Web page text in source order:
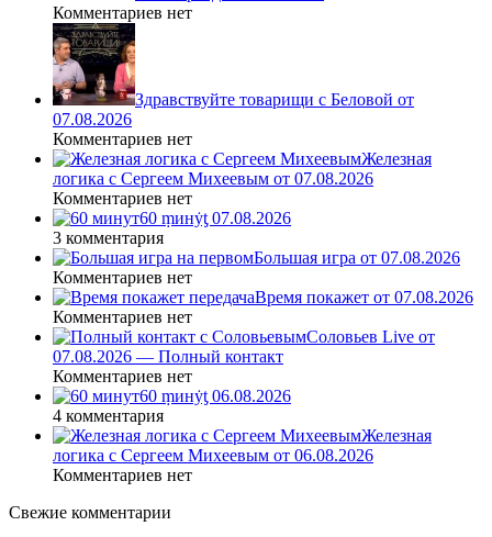
Комментариев нет
Здравствуйте товарищи с Беловой от
07.08.2026
Комментариев нет
Железная
логика с Сергеем Михеевым от 07.08.2026
Комментариев нет
60 ṃинẏƫ 07.08.2026
3 комментария
Большая игра от 07.08.2026
Комментариев нет
Время покажет от 07.08.2026
Комментариев нет
Соловьев Live от
07.08.2026 — Полный контакт
Комментариев нет
60 ṃинẏƫ 06.08.2026
4 комментария
Железная
логика с Сергеем Михеевым от 06.08.2026
Комментариев нет
Свежие комментарии